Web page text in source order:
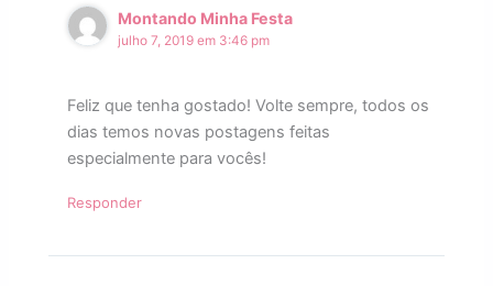
Montando Minha Festa
julho 7, 2019 em 3:46 pm
Feliz que tenha gostado! Volte sempre, todos os
dias temos novas postagens feitas
especialmente para vocês!
Responder